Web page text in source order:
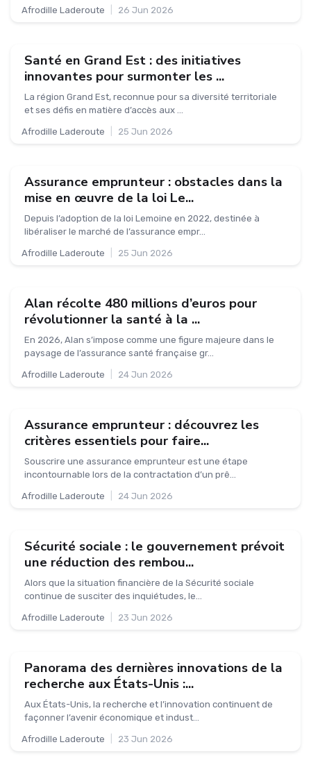
Afrodille Laderoute 26 Jun 2026
Santé en Grand Est : des initiatives
innovantes pour surmonter les ...
La région Grand Est, reconnue pour sa diversité territoriale
et ses défis en matière d’accès aux ...
Afrodille Laderoute 25 Jun 2026
Assurance emprunteur : obstacles dans la
mise en œuvre de la loi Le...
Depuis l’adoption de la loi Lemoine en 2022, destinée à
libéraliser le marché de l’assurance empr...
Afrodille Laderoute 25 Jun 2026
Alan récolte 480 millions d’euros pour
révolutionner la santé à la ...
En 2026, Alan s’impose comme une figure majeure dans le
paysage de l’assurance santé française gr...
Afrodille Laderoute 24 Jun 2026
Assurance emprunteur : découvrez les
critères essentiels pour faire...
Souscrire une assurance emprunteur est une étape
incontournable lors de la contractation d’un prê...
Afrodille Laderoute 24 Jun 2026
Sécurité sociale : le gouvernement prévoit
une réduction des rembou...
Alors que la situation financière de la Sécurité sociale
continue de susciter des inquiétudes, le...
Afrodille Laderoute 23 Jun 2026
Panorama des dernières innovations de la
recherche aux États-Unis :...
Aux États-Unis, la recherche et l’innovation continuent de
façonner l’avenir économique et indust...
Afrodille Laderoute 23 Jun 2026